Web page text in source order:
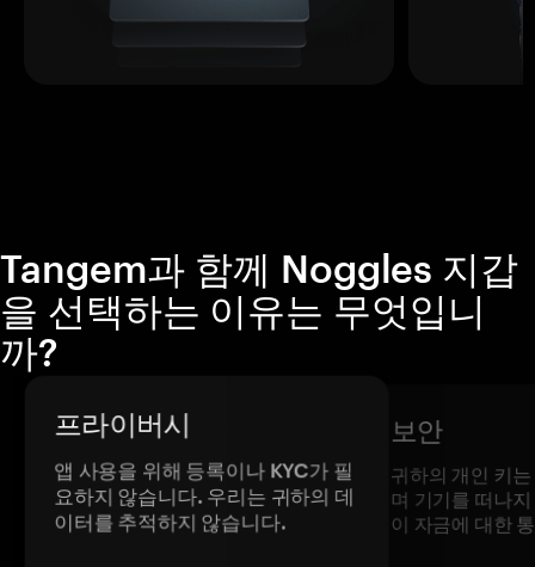
Tangem과 함께 Noggles 지갑
을 선택하는 이유는 무엇입니
까?
프라이버시
앱 사용을 위해 등록이나 KYC가 필
요하지 않습니다. 우리는 귀하의 데
이터를 추적하지 않습니다.
보안
귀하의 개인 키
며 기기를 떠나
이 자금에 대한